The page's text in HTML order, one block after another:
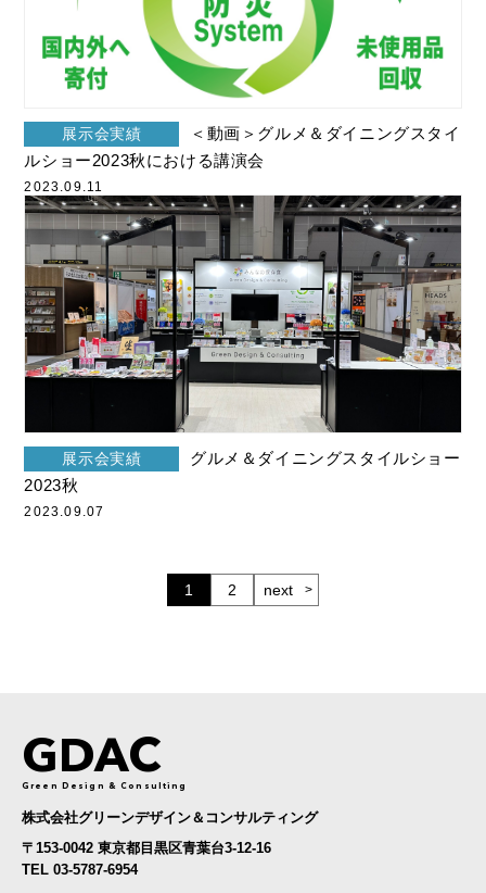
展示会実績
ルショー2023秋における講演会
2023.09.11
展示会実績
2023秋
2023.09.07
1 2 next
GDAC
Green Design & Consulting
株式会社グリーンデザイン＆コンサルティング
〒153-0042 東京都目黒区青葉台3-12-16
TEL 03-5787-6954